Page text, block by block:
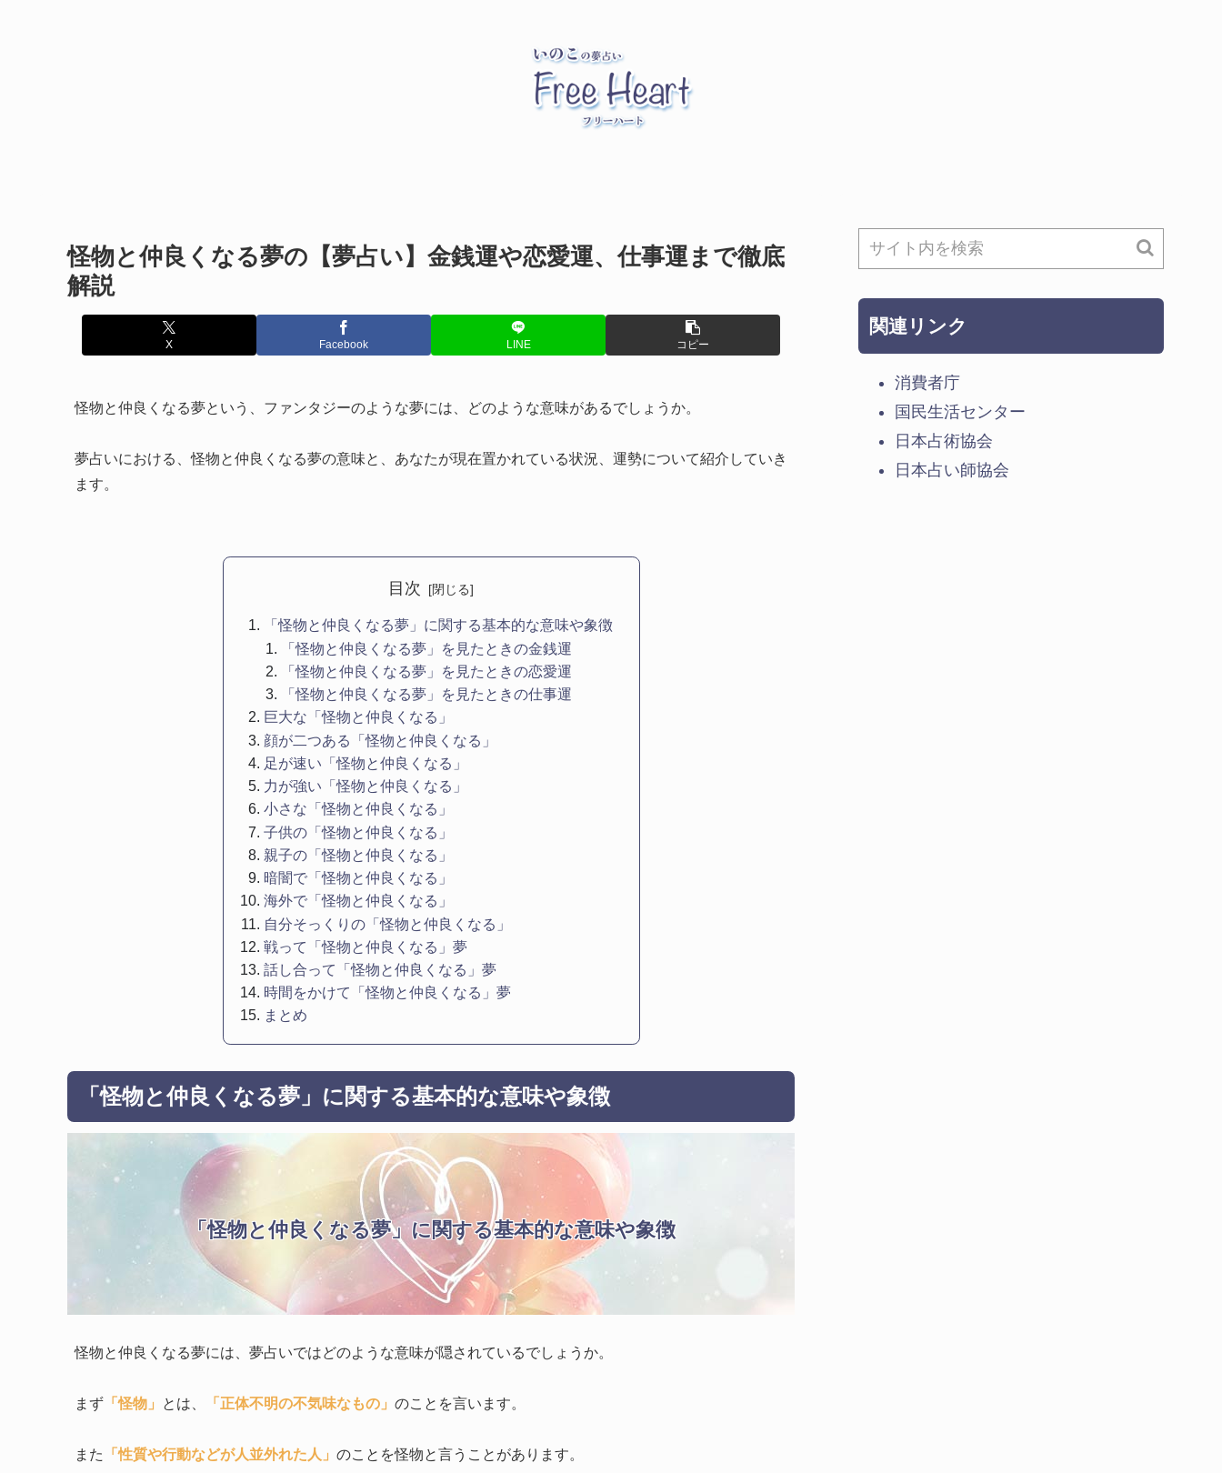
怪物と仲良くなる夢の【夢占い】金銭運や恋愛運、仕事運まで徹底
解説
X Facebook LINE コピー
怪物と仲良くなる夢という、ファンタジーのような夢には、どのような意味があるでしょうか。
夢占いにおける、怪物と仲良くなる夢の意味と、あなたが現在置かれている状況、運勢について紹介していき
ます。
目次
「怪物と仲良くなる夢」に関する基本的な意味や象徴
「怪物と仲良くなる夢」を見たときの金銭運
「怪物と仲良くなる夢」を見たときの恋愛運
「怪物と仲良くなる夢」を見たときの仕事運
巨大な「怪物と仲良くなる」
顔が二つある「怪物と仲良くなる」
足が速い「怪物と仲良くなる」
力が強い「怪物と仲良くなる」
小さな「怪物と仲良くなる」
子供の「怪物と仲良くなる」
親子の「怪物と仲良くなる」
暗闇で「怪物と仲良くなる」
海外で「怪物と仲良くなる」
自分そっくりの「怪物と仲良くなる」
戦って「怪物と仲良くなる」夢
話し合って「怪物と仲良くなる」夢
時間をかけて「怪物と仲良くなる」夢
まとめ
「怪物と仲良くなる夢」に関する基本的な意味や象徴
「怪物と仲良くなる夢」に関する基本的な意味や象徴
怪物と仲良くなる夢には、夢占いではどのような意味が隠されているでしょうか。
まず 「怪物」 とは、 「正体不明の不気味なもの」 のことを言います。
また 「性質や行動などが人並外れた人」 のことを怪物と言うことがあります。
関連リンク
消費者庁
国民生活センター
日本占術協会
日本占い師協会